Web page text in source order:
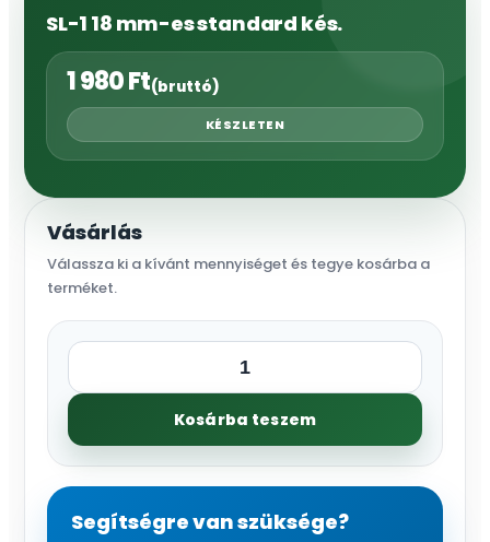
SL-1 18 mm-es standard kés.
1 980Ft(bruttó)
KÉSZLETEN
Vásárlás
Válassza ki a kívánt mennyiséget és tegye kosárba a
terméket.
SL-
1
18
es
standard
Kosárba teszem
Segítségre van szüksége?